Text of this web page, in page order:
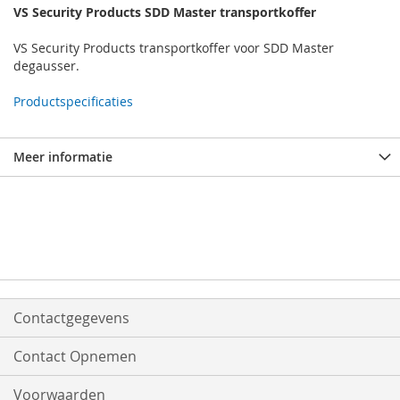
VS Security Products SDD Master transportkoffer
VS Security Products transportkoffer voor SDD Master
degausser.
Productspecificaties
Meer informatie
Contactgegevens
Contact Opnemen
Voorwaarden